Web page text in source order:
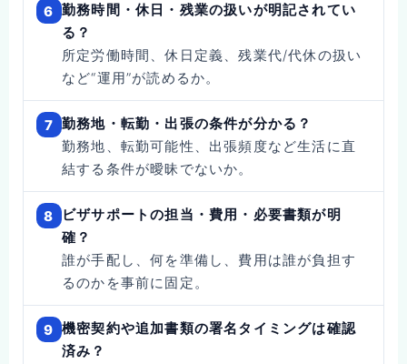
6 勤務時間・休日・残業の扱いが明記されてい
る？
所定労働時間、休日定義、残業代/代休の扱い
など“運用”が読めるか。
7 勤務地・転勤・出張の条件が分かる？
勤務地、転勤可能性、出張頻度など生活に直
結する条件が曖昧でないか。
8
ビザサポートの担当・費用・必要書類が明
確？
誰が手配し、何を準備し、費用は誰が負担す
るのかを事前に固定。
9 機密契約や追加書類の署名タイミングは確認
済み？